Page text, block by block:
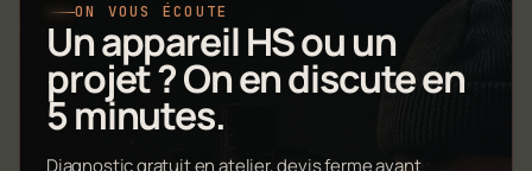
ON VOUS ÉCOUTE
Un appareil HS ou un
projet ? On en discute en
5 minutes.